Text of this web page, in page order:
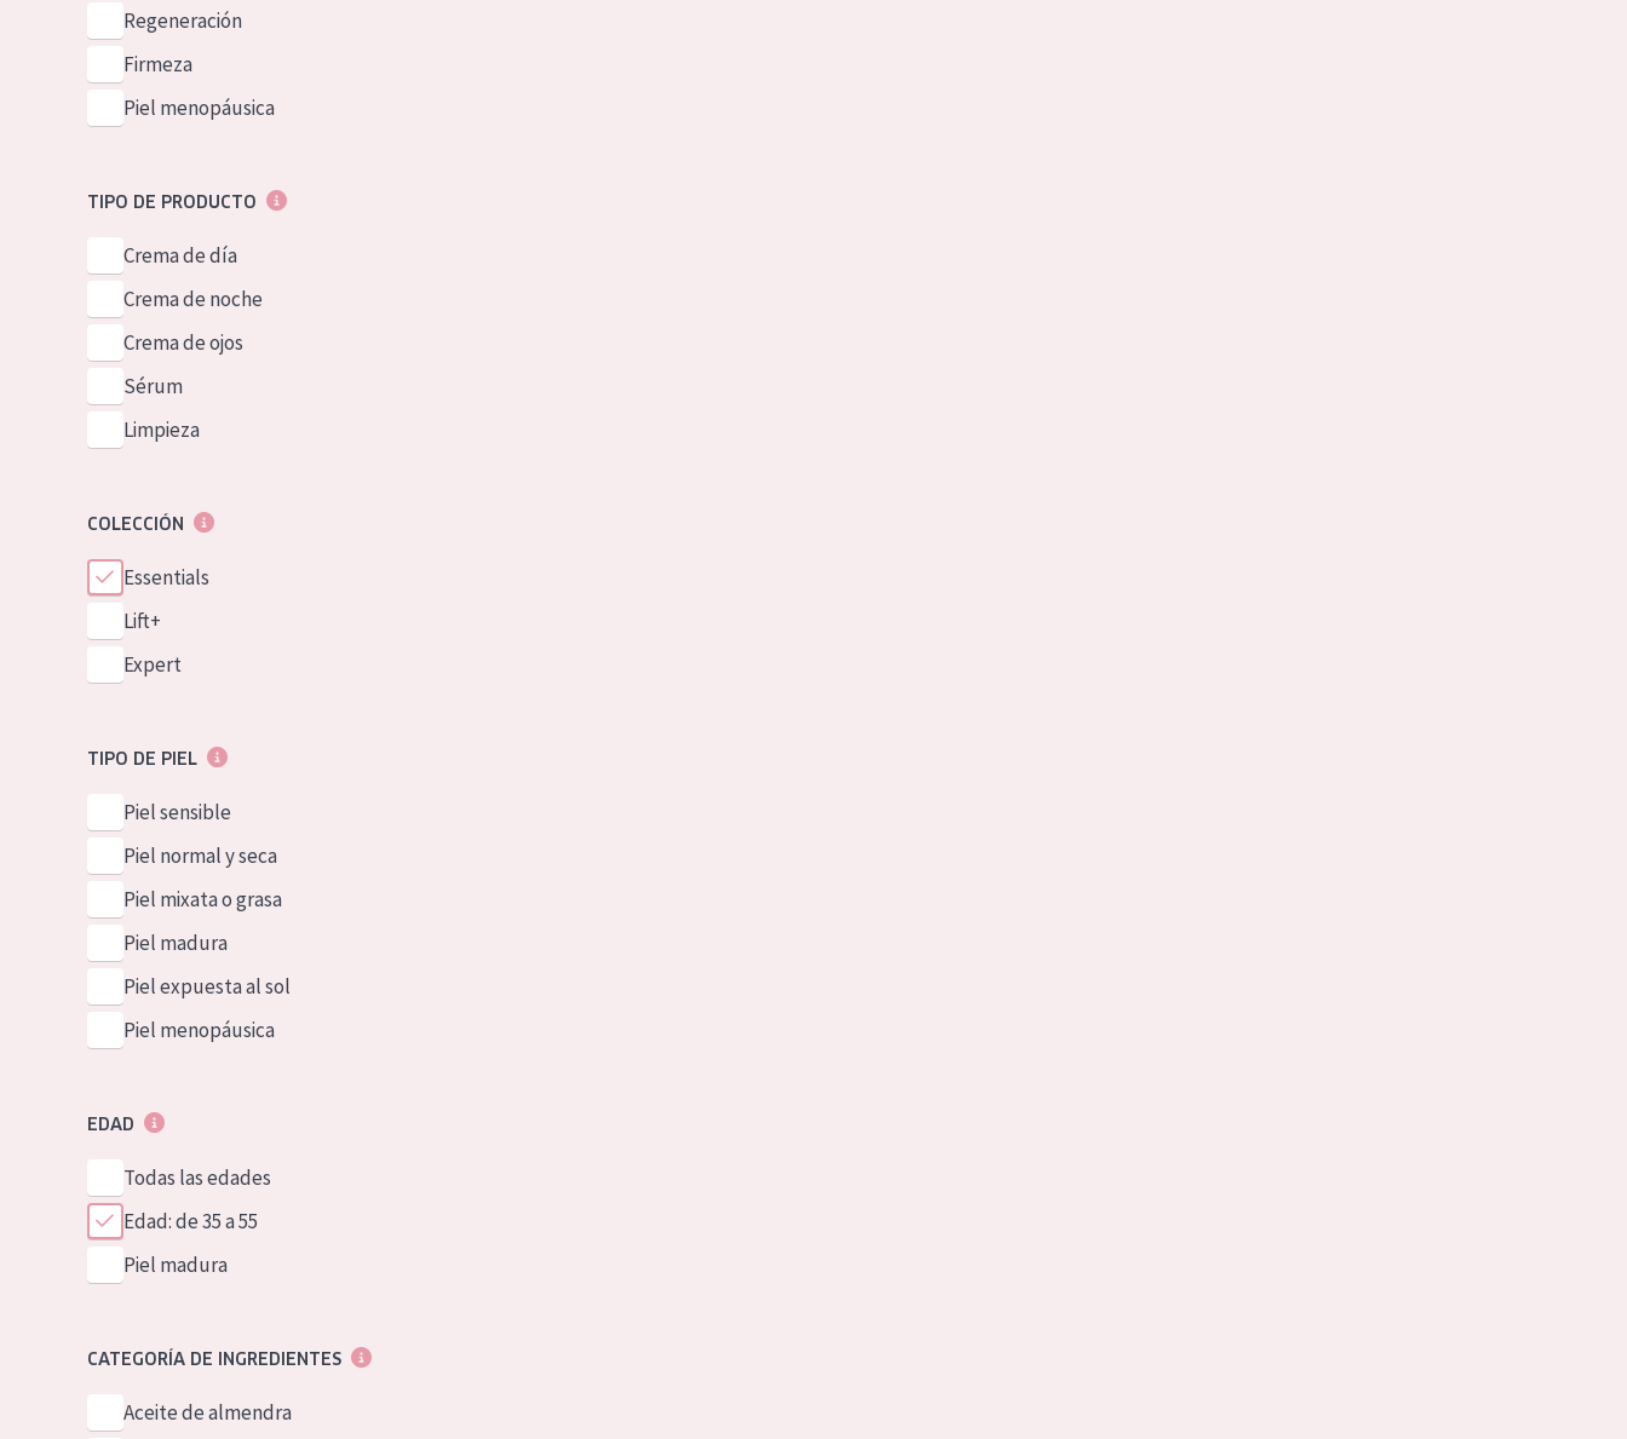
German
Spanish
Greek
Regeneración
Firmeza
Piel menopáusica
TIPO DE PRODUCTO
Crema de día
Crema de noche
Crema de ojos
Sérum
Limpieza
COLECCIÓN
Essentials
Lift+
Expert
TIPO DE PIEL
Piel sensible
Piel normal y seca
Piel mixata o grasa
Piel madura
Piel expuesta al sol
Piel menopáusica
EDAD
Todas las edades
Edad: de 35 a 55
Piel madura
CATEGORÍA DE INGREDIENTES
Aceite de almendra